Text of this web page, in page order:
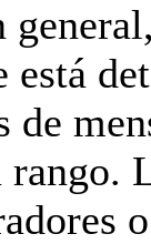
está
de
rango.